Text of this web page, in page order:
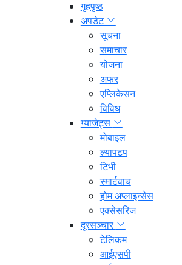
गृहपृष्ठ
अपडेट
सूचना
समाचार
योजना
अफर
एप्लिकेसन
विविध
ग्याजेट्स
मोबाइल
ल्यापटप
टिभी
स्मार्टवाच
होम अप्लाइन्सेस
एक्सेसरिज
दूरसञ्चार
टेलिकम
आईएसपी